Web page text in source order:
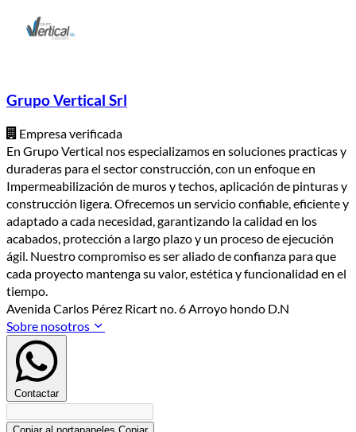
Grupo Vertical Srl
Empresa verificada
En Grupo Vertical nos especializamos en soluciones practicas y
duraderas para el sector construcción, con un enfoque en
Impermeabilización de muros y techos, aplicación de pinturas y
construcción ligera. Ofrecemos un servicio confiable, eficiente y
adaptado a cada necesidad, garantizando la calidad en los
acabados, protección a largo plazo y un proceso de ejecución
ágil. Nuestro compromiso es ser aliado de confianza para que
cada proyecto mantenga su valor, estética y funcionalidad en el
tiempo.
Avenida Carlos Pérez Ricart no. 6 Arroyo hondo D.N
Sobre nosotros
Contactar